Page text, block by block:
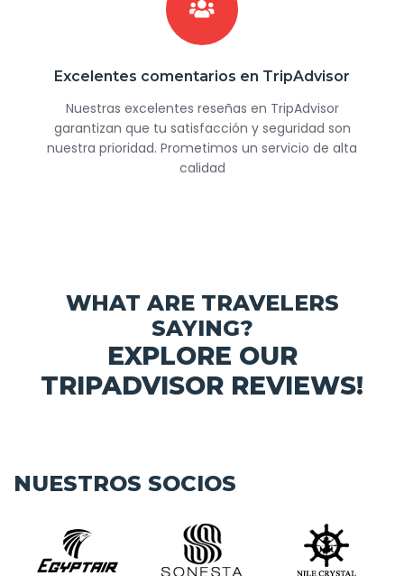
Excelentes comentarios en TripAdvisor
Nuestras excelentes reseñas en TripAdvisor
garantizan que tu satisfacción y seguridad son
nuestra prioridad. Prometimos un servicio de alta
calidad
WHAT ARE TRAVELERS
SAYING?
EXPLORE OUR
TRIPADVISOR REVIEWS!
NUESTROS SOCIOS